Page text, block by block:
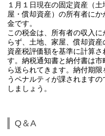
１月１日現在の固定資産（土
屋・償却資産）の所有者にか
金です。
この税金は、所有者の収入に
らず、土地、家屋、償却資産
資産税評価額を基準に計算さ
す。納税通知書と納付書は市
ら送られてきます。納付期
うペナルティが課されます
しましょう。
Q＆A